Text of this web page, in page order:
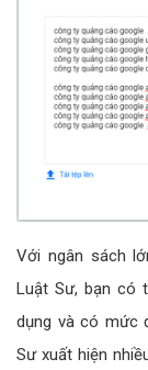
Với ngân sách
Luật Sư, bạn có
dụng và có mức
Sư xuất hiện